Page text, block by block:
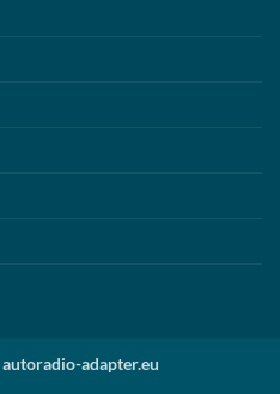
autoradio-adapter.eu